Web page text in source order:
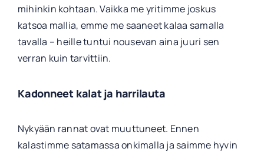
mihinkin kohtaan. Vaikka me yritimme joskus
katsoa mallia, emme me saaneet kalaa samalla
tavalla – heille tuntui nousevan aina juuri sen
verran kuin tarvittiin.
Kadonneet kalat ja harrilauta
Nykyään rannat ovat muuttuneet. Ennen
kalastimme satamassa onkimalla ja saimme hyvin